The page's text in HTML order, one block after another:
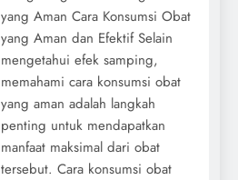
yang Aman Cara Konsumsi Obat
yang Aman dan Efektif Selain
mengetahui efek samping,
memahami cara konsumsi obat
yang aman adalah langkah
penting untuk mendapatkan
manfaat maksimal dari obat
tersebut. Cara konsumsi obat